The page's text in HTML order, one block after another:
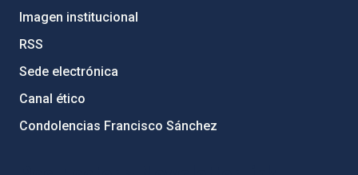
Imagen institucional
RSS
Sede electrónica
Canal ético
Condolencias Francisco Sánchez